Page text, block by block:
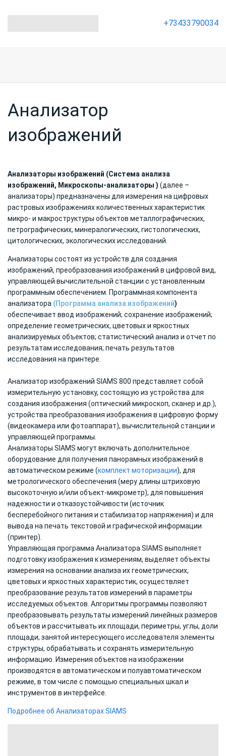
+73433790034
Анализатор
изображений
Анализаторы изображений (Система анализа
изображений, Микроскопы-анализаторы ) (далее –
анализаторы) предназначены для измерения на цифровых
растровых изображениях количественных характеристик
микро- и макроструктуры объектов металлографических,
петрографических, минералогических, гистологических,
цитологических, экологических исследований.
Анализаторы состоят из устройств для создания
изображений, преобразования изображений в цифровой вид,
управляющей вычислительной станции с установленным
программным обеспечением. Программная компонента
анализатора (Программа анализа изображений)
обеспечивает ввод изображений; сохранение изображений;
определение геометрических, цветовых и яркостных
анализируемых объектов; статистический анализ и отчет по
результатам исследования; печать результатов
исследования на принтере.
Анализатор изображений SIAMS 800 представляет собой
измерительную установку, состоящую из устройства для
создания изображения (оптический микроскоп, сканер и др.),
устройства преобразования изображения в цифровую форму
(видеокамера или фотоаппарат), вычислительной станции и
управляющей программы.
Анализаторы SIAMS могут включать дополнительное
оборудование для получения панорамных изображений в
автоматическом режиме (комплект моторизации), для
метрологического обеспечения (меру длины штриховую
высокоточную и/или объект-микрометр), для повышения
надежности и отказоустойчивости (источник
бесперебойного питания и стабилизатор напряжения) и для
вывода на печать текстовой и графической информации
(принтер).
Управляющая программа Анализатора SIAMS выполняет
подготовку изображения к измерениям, выделяет объекты
измерения на основании анализа их геометрических,
цветовых и яркостных характеристик, осуществляет
преобразование результатов измерений в параметры
исследуемых объектов. Алгоритмы программы позволяют
преобразовывать результаты измерений линейных размеров
объектов и рассчитывать их площади, периметры, углы, доли
площади, занятой интересующего исследователя элементы
структуры, обрабатывать и сохранять измерительную
информацию. Измерения объектов на изображении
производятся в автоматическом и полуавтоматическом
режиме, в том числе с помощью специальных шкал и
инструментов в интерфейсе.
Подробнее об Анализаторах SIAMS